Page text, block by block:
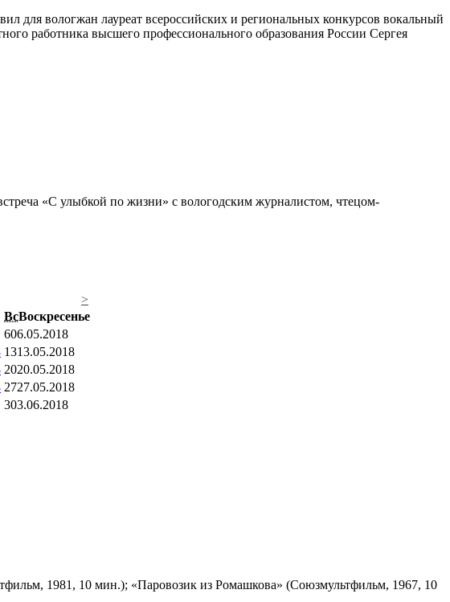
для вологжан лауреат всероссийских и региональных конкурсов вокальный
работника высшего профессионального образования России Сергея
«С улыбкой по жизни» с вологодским журналистом, чтецом-
>
ВсВоскресенье
606.05.2018
1313.05.2018
2020.05.2018
2727.05.2018
303.06.2018
1981, 10 мин.); «Паровозик из Ромашкова» (Союзмультфильм, 1967, 10